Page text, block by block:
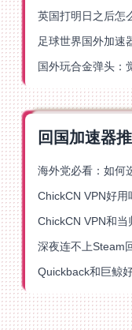
英国打明日之后怎
回国加速器
深夜连不上Steam